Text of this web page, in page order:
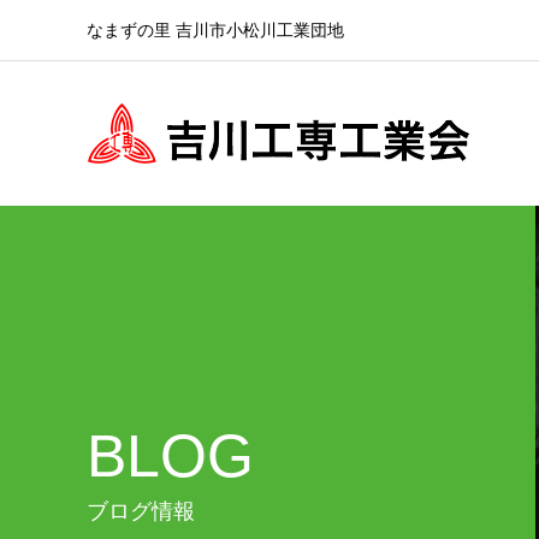
なまずの里 吉川市小松川工業団地
BLOG
ブログ情報